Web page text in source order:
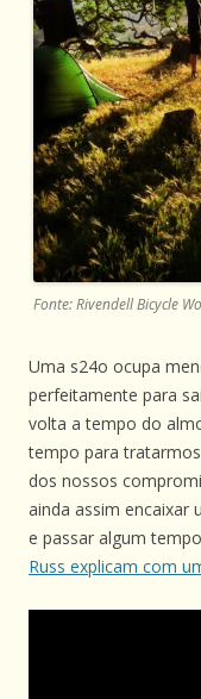
Fonte: Rivendell Bicycle
Uma s24o ocupa
perfeitamente para
volta a tempo do
tempo para
dos nossos
ainda assim encaixar
e passar algum
Russ explicam com